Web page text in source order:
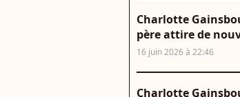
Charlotte
père attire de
16 juin 2026 à 22:46
Charlotte